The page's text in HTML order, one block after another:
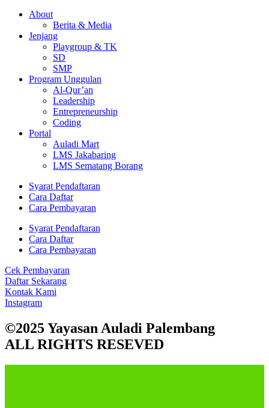
About
Berita & Media
Jenjang
Playgroup & TK
SD
SMP
Program Unggulan
Al-Qur’an
Leadership
Entrepreneurship
Coding
Portal
Auladi Mart
LMS Jakabaring
LMS Sematang Borang
Syarat Pendaftaran
Cara Daftar
Cara Pembayaran
Syarat Pendaftaran
Cara Daftar
Cara Pembayaran
Cek Pembayaran
Daftar Sekarang
Kontak Kami
Instagram
©2025 Yayasan Auladi Palembang
ALL RIGHTS RESEVED